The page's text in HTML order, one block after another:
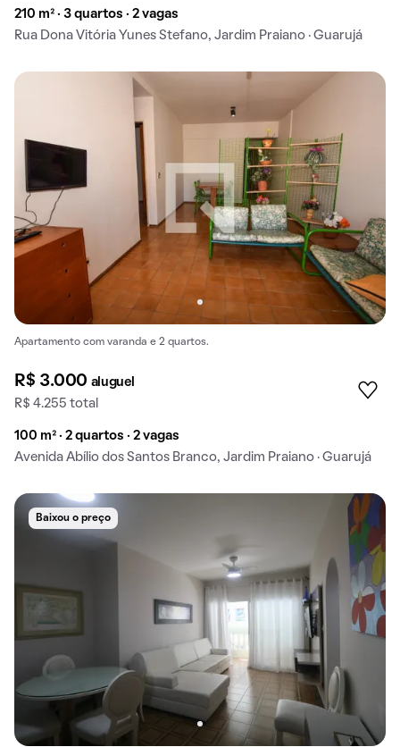
210 m² · 3 quartos · 2 vagas
Rua Dona Vitória Yunes Stefano, Jardim Praiano · Guarujá
Apartamento com varanda e 2 quartos.
R$ 3.000 aluguel
R$ 4.255 total
100 m² · 2 quartos · 2 vagas
Avenida Abílio dos Santos Branco, Jardim Praiano · Guarujá
Baixou o preço